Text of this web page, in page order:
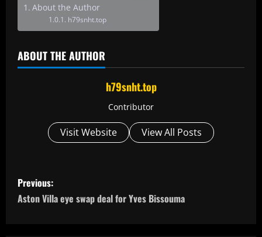
About the Author
h79snht.top
ABOUT THE AUTHOR
h79snht.top
Contributor
Visit Website View All Posts
P
o
Previous:
Aston Villa eye swap deal for Yves Bissouma